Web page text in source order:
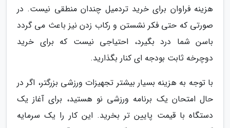
هزینه فراوان برای خرید تردمیل چندان منطقی نیست. در
صورتی که حتی فکر نشستن و رکاب زدن نیز باعث می گردد
باسن شما درد بگیرد، احتیاجی نیست که برای خرید
دوچرخه ثابت بودجه ای کنار بگذارید.
با توجه به هزینه بسیار بیشتر تجهیزات ورزشی بزرگتر، اگر در
حال امتحان یک برنامه ورزشی نو هستید، برای آغاز یک
دستگاه با قیمت پایین تر بخرید. این کار را یک سرمایه